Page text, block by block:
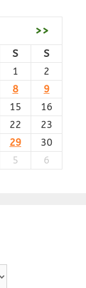
>>
S
S
1
2
8
9
15
16
22
23
29
30
5 6